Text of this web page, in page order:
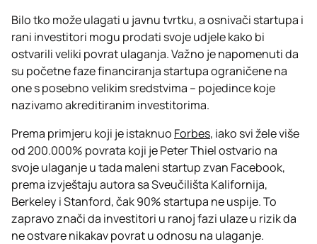
Bilo tko može ulagati u javnu tvrtku, a osnivači startupa i
rani investitori mogu prodati svoje udjele kako bi
ostvarili veliki povrat ulaganja. Važno je napomenuti da
su početne faze financiranja startupa ograničene na
one s posebno velikim sredstvima – pojedince koje
nazivamo akreditiranim investitorima.
Prema primjeru koji je istaknuo Forbes, iako svi žele više
od 200.000% povrata koji je Peter Thiel ostvario na
svoje ulaganje u tada maleni startup zvan Facebook,
prema izvještaju autora sa Sveučilišta Kalifornija,
Berkeley i Stanford, čak 90% startupa ne uspije. To
zapravo znači da investitori u ranoj fazi ulaze u rizik da
ne ostvare nikakav povrat u odnosu na ulaganje.